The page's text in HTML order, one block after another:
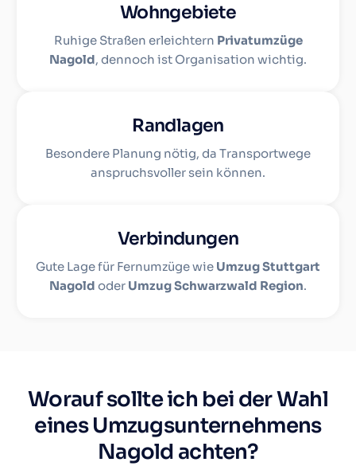
Wohngebiete
Ruhige Straßen erleichtern Privatumzüge
Nagold, dennoch ist Organisation wichtig.
Randlagen
Besondere Planung nötig, da Transportwege
anspruchsvoller sein können.
Verbindungen
Gute Lage für Fernumzüge wie Umzug Stuttgart
Nagold oder Umzug Schwarzwald Region.
Worauf sollte ich bei der Wahl
eines Umzugsunternehmens
Nagold achten?